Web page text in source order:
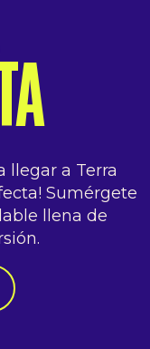
llegar a Terra
Sumérgete
llena de